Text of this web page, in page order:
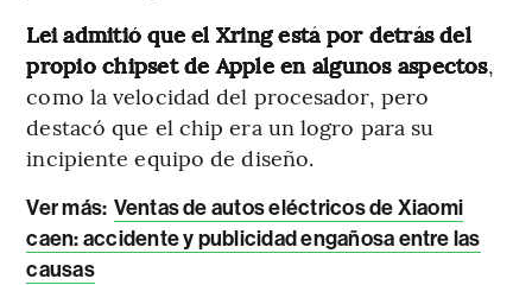
Lei admitió que el Xring está por detrás del
propio chipset de Apple en algunos aspectos,
como la velocidad del procesador, pero
destacó que el chip era un logro para su
incipiente equipo de diseño.
Ver más: Ventas de autos eléctricos de Xiaomi
caen: accidente y publicidad engañosa entre las
causas